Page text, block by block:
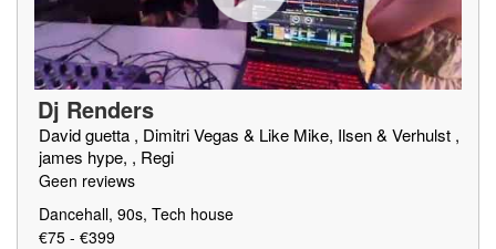
Dj Renders
David guetta , Dimitri Vegas & Like Mike, Ilsen & Verhulst ,
james hype, , Regi
Geen reviews
Dancehall, 90s, Tech house
€75 - €399